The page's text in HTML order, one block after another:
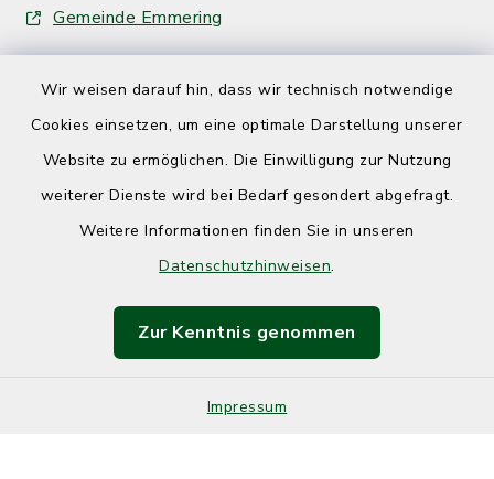
Wir weisen darauf hin, dass wir technisch notwendige
Cookies einsetzen, um eine optimale Darstellung unserer
Website zu ermöglichen. Die Einwilligung zur Nutzung
weiterer Dienste wird bei Bedarf gesondert abgefragt.
Weitere Informationen finden Sie in unseren
Datenschutzhinweisen.
Zur Kenntnis genommen
Impressum
Gemeinde Emmering
Barrierefreiheit
Impressum
Sitemap